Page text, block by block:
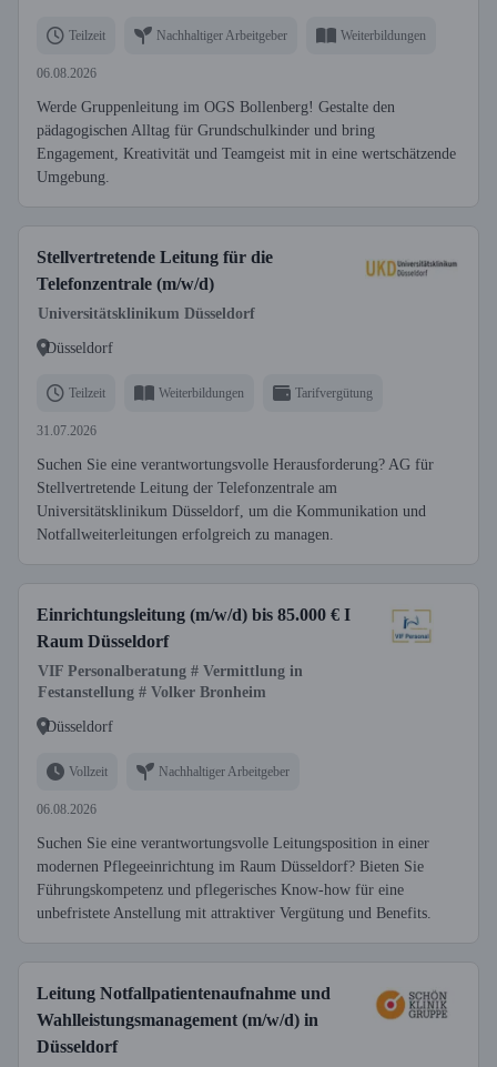
Teilzeit Nachhaltiger Arbeitgeber Weiterbildungen
06.08.2026
Werde Gruppenleitung im OGS Bollenberg! Gestalte den
pädagogischen Alltag für Grundschulkinder und bring
Engagement, Kreativität und Teamgeist mit in eine wertschätzende
Umgebung.
Stellvertretende Leitung für die
Telefonzentrale (m/w/d)
Universitätsklinikum Düsseldorf
Düsseldorf
Teilzeit Weiterbildungen Tarifvergütung
31.07.2026
Suchen Sie eine verantwortungsvolle Herausforderung? AG für
Stellvertretende Leitung der Telefonzentrale am
Universitätsklinikum Düsseldorf, um die Kommunikation und
Notfallweiterleitungen erfolgreich zu managen.
Einrichtungsleitung (m/w/d) bis 85.000 € I
Raum Düsseldorf
VIF Personalberatung # Vermittlung in
Festanstellung # Volker Bronheim
Düsseldorf
Vollzeit Nachhaltiger Arbeitgeber
06.08.2026
Suchen Sie eine verantwortungsvolle Leitungsposition in einer
modernen Pflegeeinrichtung im Raum Düsseldorf? Bieten Sie
Führungskompetenz und pflegerisches Know-how für eine
unbefristete Anstellung mit attraktiver Vergütung und Benefits.
Leitung Notfallpatientenaufnahme und
Wahlleistungsmanagement (m/w/d) in
Düsseldorf